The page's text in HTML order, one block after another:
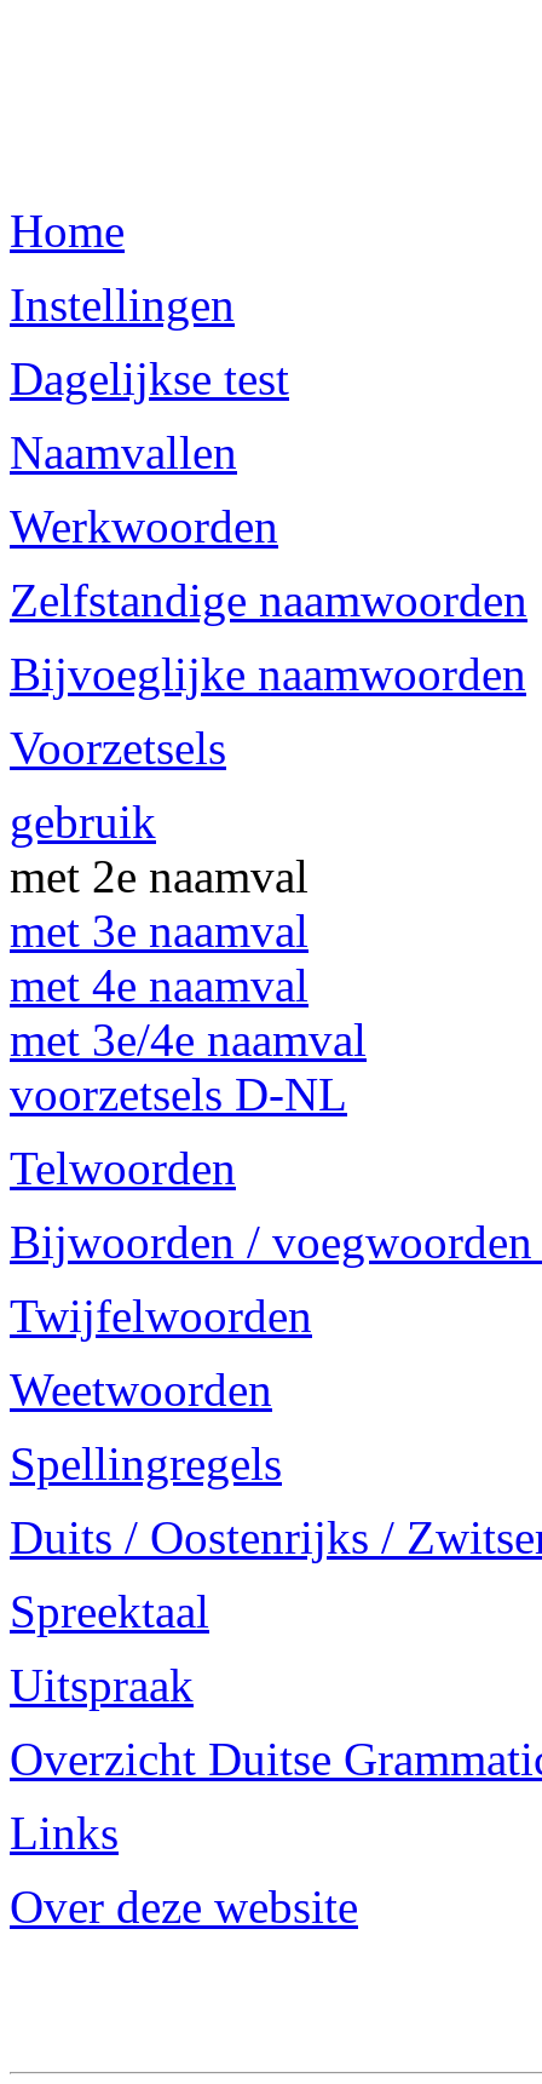
Home
Instellingen
Dagelijkse test
Naamvallen
Werkwoorden
Zelfstandige naamwoorden
Bijvoeglijke naamwoorden
Voorzetsels
gebruik
met 2e naamval
met 3e naamval
met 4e naamval
met 3e/4e naamval
voorzetsels D-NL
Telwoorden
Bijwoorden /
Twijfelwoorden
Weetwoorden
Spellingregels
Duits / Oostenrijks /
Spreektaal
Uitspraak
Overzicht Duitse
Links
Over deze website